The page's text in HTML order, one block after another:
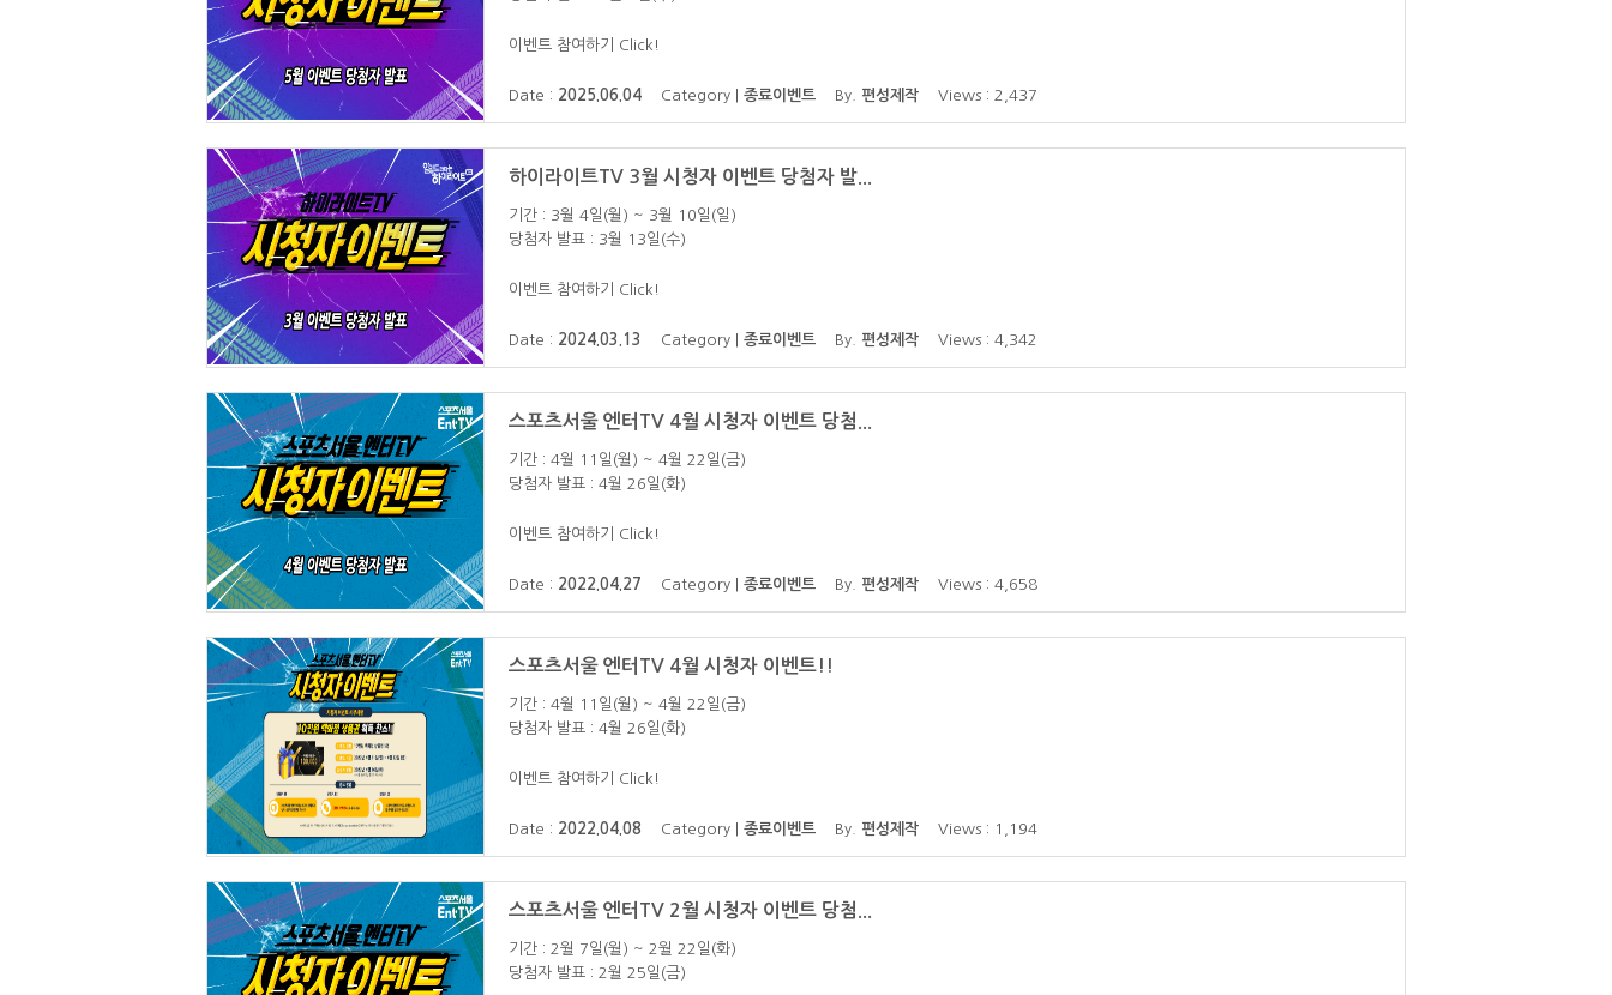
이벤트 참여하기 Click!
Date : 2025.06.04 Category | 종료이벤트 By. 편성제작 Views : 2,437
하이라이트TV 3월 시청자 이벤트 당첨자 발...
기간 : 3월 4일(월) ~ 3월 10일(일)
당첨자 발표 : 3월 13일(수)
이벤트 참여하기 Click!
Date : 2024.03.13 Category | 종료이벤트 By. 편성제작 Views : 4,342
스포츠서울 엔터TV 4월 시청자 이벤트 당첨...
기간 : 4월 11일(월) ~ 4월 22일(금)
당첨자 발표 : 4월 26일(화)
이벤트 참여하기 Click!
Date : 2022.04.27 Category | 종료이벤트 By. 편성제작 Views : 4,658
스포츠서울 엔터TV 4월 시청자 이벤트!!
기간 : 4월 11일(월) ~ 4월 22일(금)
당첨자 발표 : 4월 26일(화)
이벤트 참여하기 Click!
Date : 2022.04.08 Category | 종료이벤트 By. 편성제작 Views : 1,194
스포츠서울 엔터TV 2월 시청자 이벤트 당첨...
기간 : 2월 7일(월) ~ 2월 22일(화)
당첨자 발표 : 2월 25일(금)